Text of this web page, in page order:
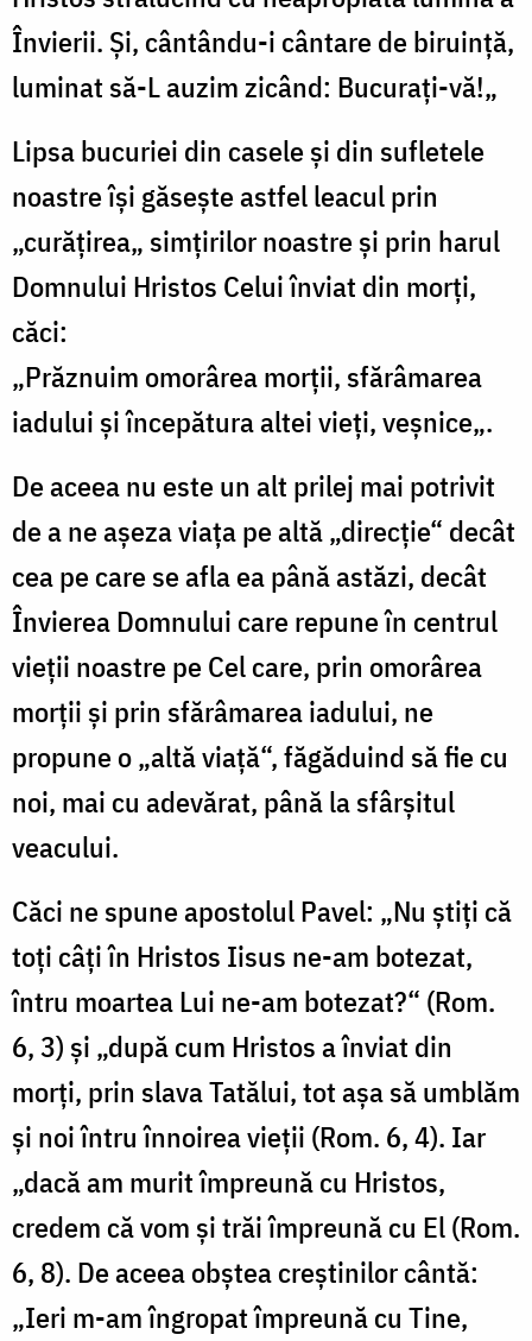
Învierii. Și, cântându-i cântare de biruință,
luminat să-L auzim zicând: Bucurați-vă!„
Lipsa bucuriei din casele și din sufletele
noastre își găsește astfel leacul prin
„curățirea„ simțirilor noastre și prin harul
Domnului Hristos Celui înviat din morți,
căci:
„Prăznuim omorârea morții, sfărâmarea
iadului și începătura altei vieți, veșnice„.
De aceea nu este un alt prilej mai potrivit
de a ne așeza viața pe altă „direcție“ decât
cea pe care se afla ea până astăzi, decât
Învierea Domnului care repune în centrul
vieții noastre pe Cel care, prin omorârea
morții și prin sfărâmarea iadului, ne
propune o „altă viață“, făgăduind să fie cu
noi, mai cu adevărat, până la sfârșitul
veacului.
Căci ne spune apostolul Pavel: „Nu știți că
toți câți în Hristos Iisus ne-am botezat,
întru moartea Lui ne-am botezat?“ (Rom.
6, 3) și „după cum Hristos a înviat din
morți, prin slava Tatălui, tot așa să umblăm
și noi întru înnoirea vieții (Rom. 6, 4). Iar
„dacă am murit împreună cu Hristos,
credem că vom și trăi împreună cu El (Rom.
6, 8). De aceea obștea creștinilor cântă:
„Ieri m-am îngropat împreună cu Tine,